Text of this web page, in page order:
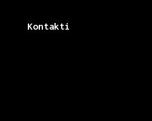
Kontakti